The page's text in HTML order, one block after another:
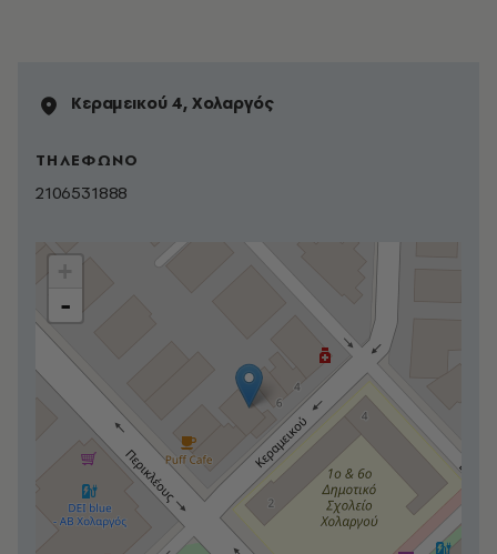
Kεραμεικού 4, Χολαργός
ΤΗΛΕΦΩΝΟ
2106531888
-